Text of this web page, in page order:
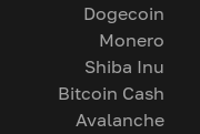
Dogecoin
Monero
Shiba Inu
Bitcoin Cash
Avalanche